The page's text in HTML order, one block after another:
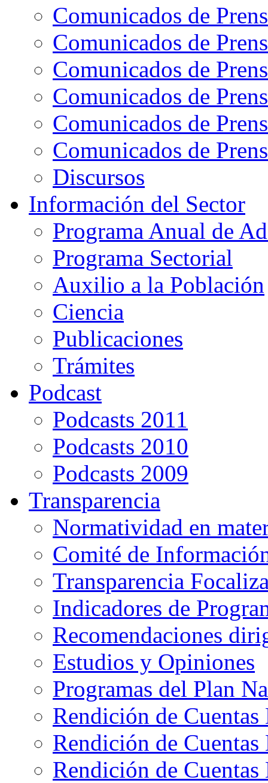
Comunicados de
Comunicados de
Comunicados de
Comunicados de
Comunicados de
Comunicados de
Discursos
Información del Sector
Programa Anual de
Programa Sectorial
Auxilio a la Población
Ciencia
Publicaciones
Trámites
Podcast
Podcasts 2011
Podcasts 2010
Podcasts 2009
Transparencia
Normatividad en
Comité de
Transparencia
Indicadores de
Recomendaciones
Estudios y Opiniones
Programas del Plan
Rendición de Cuentas
Rendición de Cuentas
Rendición de